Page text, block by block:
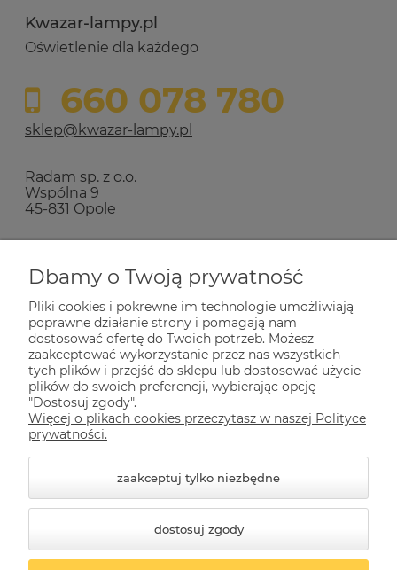
Kwazar-lampy.pl
Oświetlenie dla każdego
660 078 780
sklep@kwazar-lampy.pl
Radam sp. z o.o.
Wspólna 9
45-831 Opole
Zakupy
Pomoc
Dla Ciebie
Informacje
Dbamy o Twoją prywatność
Pliki cookies i pokrewne im technologie umożliwiają
poprawne działanie strony i pomagają nam
dostosować ofertę do Twoich potrzeb. Możesz
zaakceptować wykorzystanie przez nas wszystkich
tych plików i przejść do sklepu lub dostosować użycie
plików do swoich preferencji, wybierając opcję
"Dostosuj zgody".
Więcej o plikach cookies przeczytasz w naszej Polityce
prywatności.
zaakceptuj tylko niezbędne
dostosuj zgody